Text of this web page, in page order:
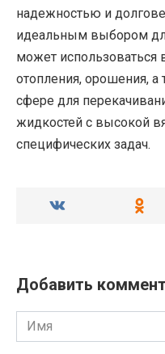
надежностью и
идеальным выбором
может использоваться
отопления, орошения,
сфере для
жидкостей с высокой
специфических задач.
Добавить
Имя